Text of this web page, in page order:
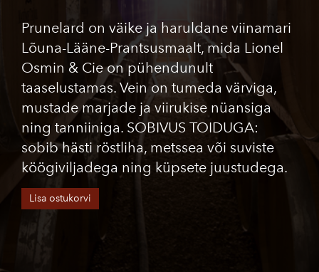
Prunelard on väike ja haruldane viinamari
Lõuna-Lääne-Prantsusmaalt, mida Lionel
Osmin & Cie on pühendunult
taaselustamas. Vein on tumeda värviga,
mustade marjade ja viirukise nüansiga
ning tanniiniga. SOBIVUS TOIDUGA:
sobib hästi röstliha, metssea või suviste
köögiviljadega ning küpsete juustudega.
Lisa ostukorvi